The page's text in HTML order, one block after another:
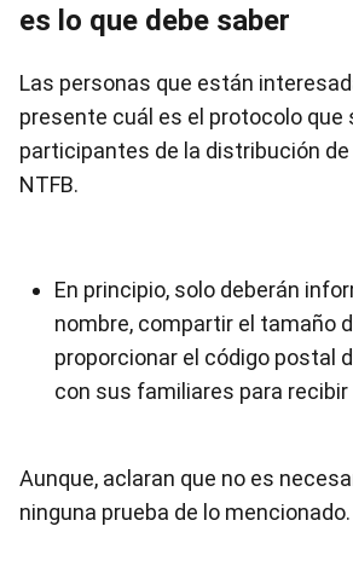
es lo que debe saber
Las personas que están
presente cuál es el protocolo que
participantes de la distribución
NTFB.
En principio, solo deberán
nombre, compartir el tamaño
proporcionar el código postal
con sus familiares para
Aunque, aclaran que no es
ninguna prueba de lo mencionado.